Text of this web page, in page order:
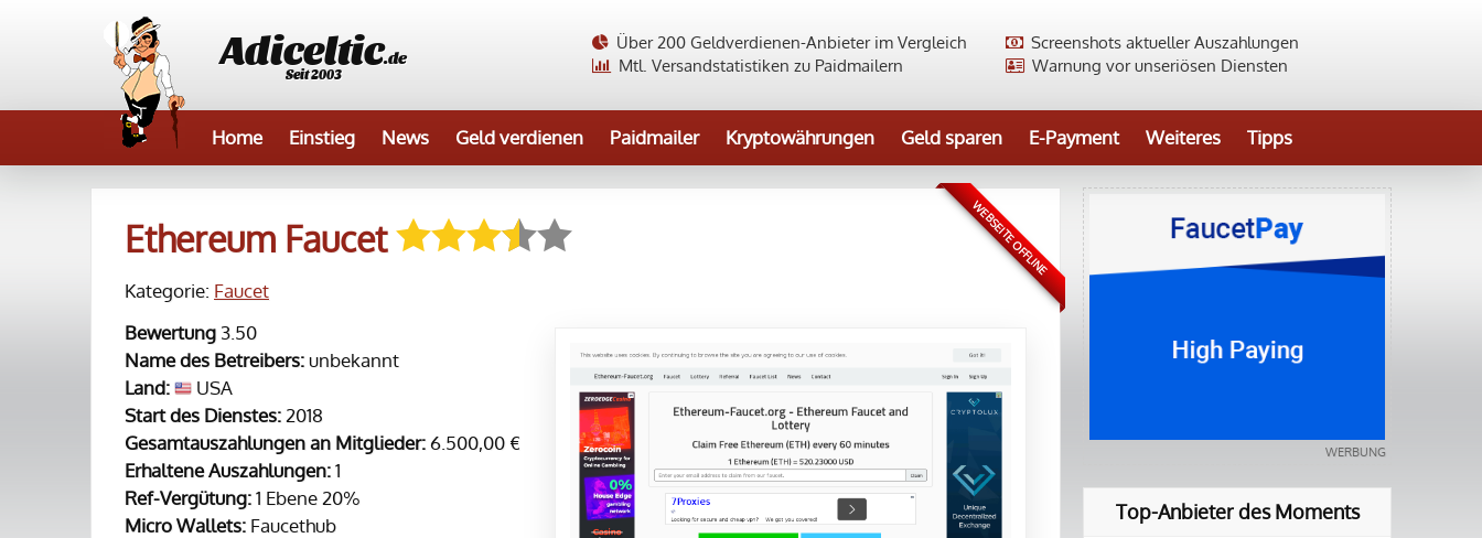
Adiceltic.de
Seit 2003
Screenshots aktueller Auszahlungen
Über 200 Geldverdienen-Anbieter im Vergleich
Warnung vor unseriösen Diensten
Mtl. Versandstatistiken zu Paidmailern
Home Einstieg News Geld verdienen Paidmailer Kryptowährungen Geld sparen E-Payment Weiteres Tipps
Ethereum Faucet
Kategorie: Faucet
Bewertung 3.50
Name des Betreibers:unbekannt
Land:
USA
Start des Dienstes:2018
Gesamtauszahlungen an Mitglieder:6.500,00 €
Erhaltene Auszahlungen:1
Ref-Vergütung:1 Ebene 20%
Micro Wallets: Faucethub
WEBSEITE OFFLINE
Top-Anbieter des Moments